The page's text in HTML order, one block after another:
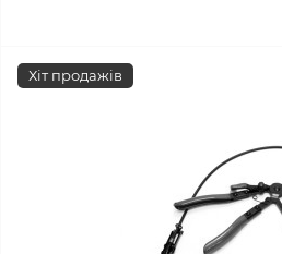
Хіт продажів